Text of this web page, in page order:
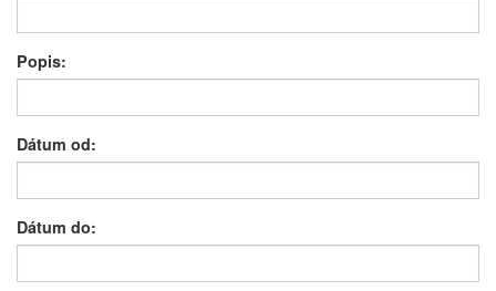
Popis:
Dátum od:
Dátum do: